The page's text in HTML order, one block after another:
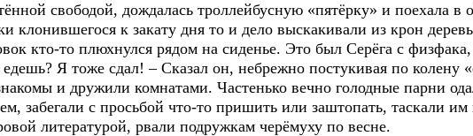
свободой, дождалась троллейбусную «пятёрку» и поехала в
клонившегося к закату дня то и дело выскакивали из крон
кто-то плюхнулся рядом на сиденье. Это был Серёга с
Я тоже сдал! – Сказал он, небрежно постукивая по колену
и дружили комнатами. Частенько вечно голодные парни
забегали с просьбой что-то пришить или заштопать, таскали
литературой, рвали подружкам черёмуху по весне.